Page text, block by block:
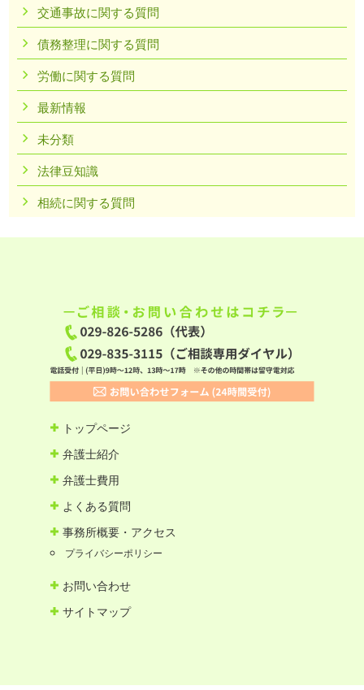
交通事故に関する質問
債務整理に関する質問
労働に関する質問
最新情報
未分類
法律豆知識
相続に関する質問
トップページ
弁護士紹介
弁護士費用
よくある質問
事務所概要・アクセス
プライバシーポリシー
お問い合わせ
サイトマップ